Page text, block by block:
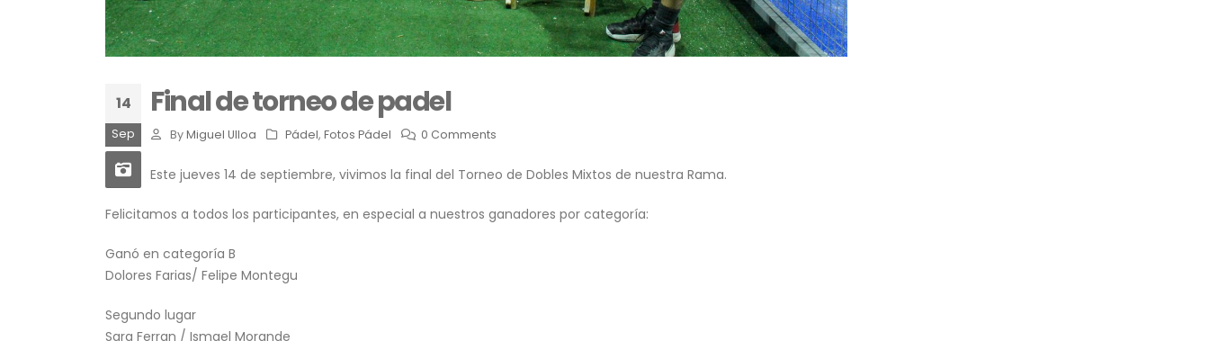
14
Sep
Final de torneo de padel
By Miguel Ulloa Pádel,Fotos Pádel 0 Comments
Este jueves 14 de septiembre, vivimos la final del Torneo de Dobles Mixtos de nuestra Rama.
Felicitamos a todos los participantes, en especial a nuestros ganadores por categoría:
Ganó en categoría B
Dolores Farias/ Felipe Montegu
Segundo lugar
Sara Ferran / Ismael Morande